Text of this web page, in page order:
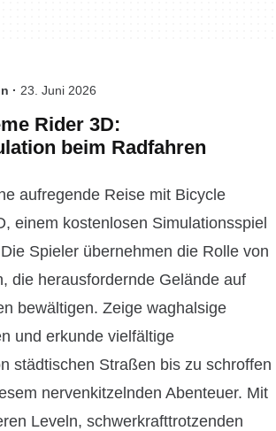
· 23. Juni 2026
Rider 3D:
beim Radfahren
aufregende Reise mit Bicycle
einem kostenlosen Simulationsspiel
Spieler übernehmen die Rolle von
die herausfordernde Gelände auf
bewältigen. Zeige waghalsige
und erkunde vielfältige
städtischen Straßen bis zu schroffen
nervenkitzelnden Abenteuer. Mit
Leveln, schwerkrafttrotzenden